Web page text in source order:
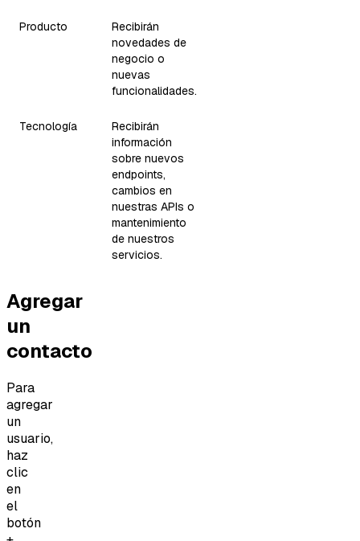
Producto
Recibirán
novedades de
negocio o
nuevas
funcionalidades.
Tecnología
Recibirán
información
sobre nuevos
endpoints,
cambios en
nuestras APIs o
mantenimiento
de nuestros
servicios.
Agregar
un
contacto
Para
agregar
un
usuario,
haz
clic
en
el
botón